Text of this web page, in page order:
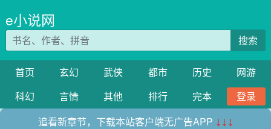
e小说网
搜索
首页 玄幻 武侠 都市 历史
网游
科幻
言情 其他 排行 完本
登录
追看新章节，下载本站客户端无广告APP ↓↓↓